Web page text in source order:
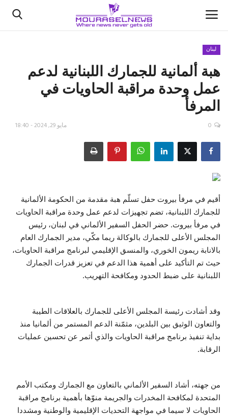
الأخبار
كتّابنا
السعودية
اقتصاد
علوم وتكنولوجيا
رياضة
فيديو
حياة
لبنان
هبة ألمانية للجمارك اللبنانية لدعم
عمل وحدة مراقبة الحاويات في
المرفأ
مايو 29, 2024 - 18:40 0
أقيم في مرفأ بيروت حفل تسلّم هبة مقدمة من الحكومة الألمانية
للجمارك اللبنانية، تضم تجهيزات لدعم عمل وحدة مراقبة الحاويات
في مرفأ بيروت. حضر الحفل السفير الألماني في لبنان، رئيس
المجلس الأعلى للجمارك بالوكالة ريما مكّي، مدير الجمارك العام
بالانابة ريمون الخوري، والمنسق الإقليمي لبرنامج مراقبة الحاويات،
حيث تم التأكيد على أهمية هذا الدعم في تعزيز قدرات الجمارك
اللبنانية على ضبط الحدود ومكافحة التهريب.
وقد أشادت رئيسة المجلس الأعلى للجمارك بالعلاقات الطيبة
والتعاون الوثيق بين البلدين، مثمّنة الدعم المستمر من ألمانيا منذ
بداية تنفيذ برنامج مراقبة الحاويات والذي أثمر عن تحسين عمليات
الرقابة.
من جهته، أشاد السفير الألماني بالتعاون مع الجمارك ومكتب الأمم
المتحدة لمكافحة المخدرات والجريمة منوّها بأهمية برنامج مراقبة
الحاويات لا سيما في مواجهة التحديات الإقليمية والوطنية ومشددا